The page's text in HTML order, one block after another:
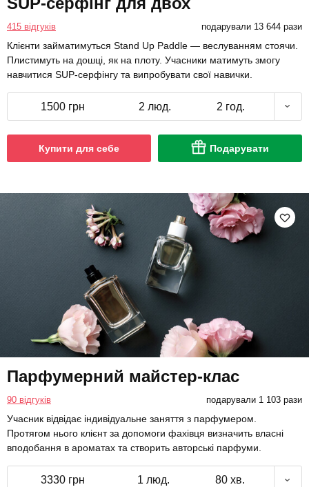
415 відгуків подарували 13 644 рази
Клієнти займатимуться Stand Up Paddle — веслуванням стоячи.
Плистимуть на дошці, як на плоту. Учасники матимуть змогу
навчитися SUP-серфінгу та випробувати свої навички.
1500 грн 2 люд. 2 год.
Купити для себе Подарувати
Парфумерний майстер-клас
90 відгуків подарували 1 103 рази
Учасник відвідає індивідуальне заняття з парфумером.
Протягом нього клієнт за допомоги фахівця визначить власні
вподобання в ароматах та створить авторські парфуми.
3330 грн 1 люд. 80 хв.